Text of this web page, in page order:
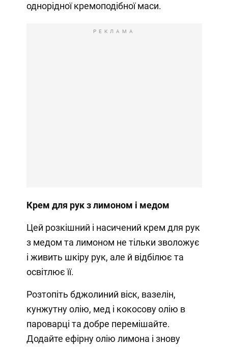
однорідної кремоподібної маси.
РЕКЛАМА
Крем для рук з лимоном і медом
Цей розкішний і насичений крем для рук
з медом та лимоном не тільки зволожує
і живить шкіру рук, але й відбілює та
освітлює її.
Розтопіть бджолиний віск, вазелін,
кунжутну олію, мед і кокосову олію в
пароварці та добре перемішайте.
Додайте ефірну олію лимона і знову